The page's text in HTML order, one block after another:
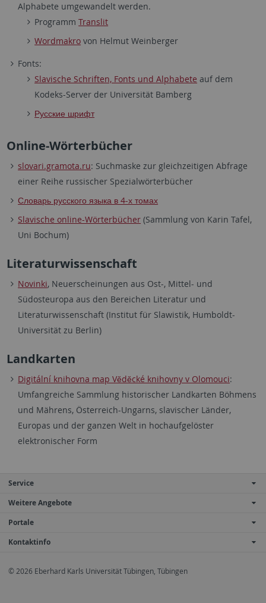
Alphabete umgewandelt werden.
ProgrammTranslit
Wordmakro von Helmut Weinberger
Fonts:
Slavische Schriften, Fonts und Alphabete auf dem
Kodeks-Server der Universität Bamberg
Русские шрифт
Online-Wörterbücher
slovari.gramota.ru: Suchmaske zur gleichzeitigen Abfrage
einer Reihe russischer Spezialwörterbücher
Словарь русского языка в 4-х томах
Slavische online-Wörterbücher (Sammlung von Karin Tafel,
Uni Bochum)
Literaturwissenschaft
Novinki, Neuerscheinungen aus Ost-, Mittel- und
Südosteuropa aus den Bereichen Literatur und
Literaturwissenschaft (Institut für Slawistik, Humboldt-
Universität zu Berlin)
Landkarten
Digitální knihovna map Vĕdĕcké knihovny v Olomouci:
Umfangreiche Sammlung historischer Landkarten Böhmens
und Mährens, Österreich-Ungarns, slavischer Länder,
Europas und der ganzen Welt in hochaufgelöster
elektronischer Form
Service
Weitere Angebote
Portale
Kontaktinfo
© 2026 Eberhard Karls Universität Tübingen, Tübingen